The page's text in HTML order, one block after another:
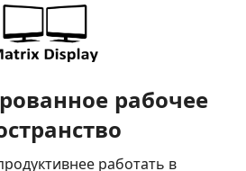
рабочее
работать в